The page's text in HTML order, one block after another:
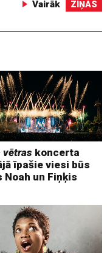
Vairāk ZIŅAS
vētras koncerta
īpašie viesi būs
Noah un Fiņķis